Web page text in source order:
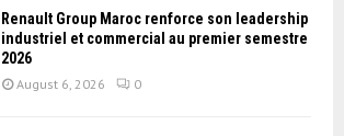
Renault Group Maroc renforce son leadership
industriel et commercial au premier semestre
2026
August 6, 2026 0